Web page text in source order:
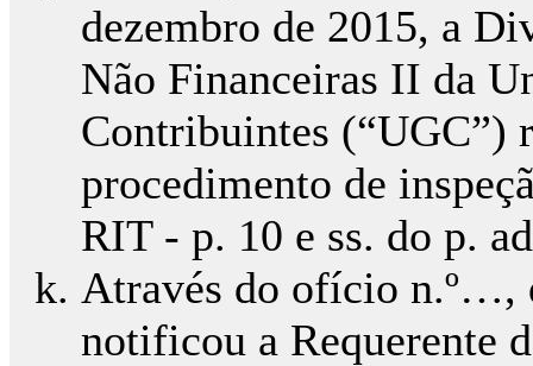
dezembro de 2015, a
Não Financeiras II da
Contribuintes
procedimento de
RIT - p. 10 e ss. do p.
Através do ofício n.º…,
notificou a Requerente